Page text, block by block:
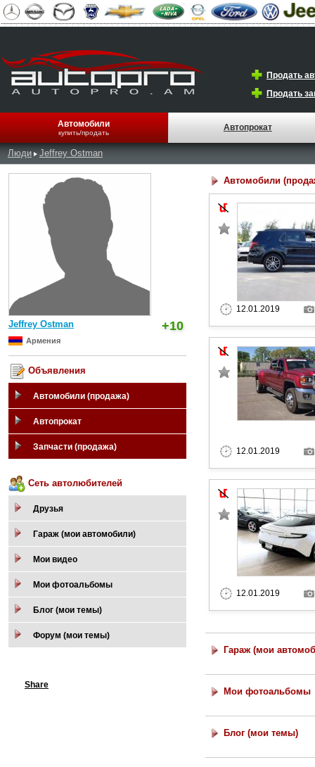
Продать
Продать
Автомобили
купить/продать
Автопрокат
Люди Jeffrey Ostman
Jeffrey Ostman +10
Армения
Объявления
Автомобили (продажа)
Автопрокат
Запчасти (продажа)
Сеть автолюбителей
Друзья
Гараж (мои автомобили)
Мои видео
Мои фотоальбомы
Блог (мои темы)
Форум (мои темы)
Share
Автомобили
12.01.2019
12.01.2019
12.01.2019
Гараж (мои
Мои фотоальбомы
Блог (мои темы)